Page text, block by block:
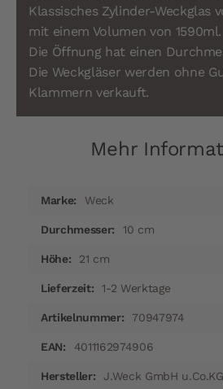
Klassisches Zylinder-Weckglas
mit einem Volumen von 1590ml.
Die Öffnung hat einen
Die Weckgläser werden ohne
Klammern verkauft.
Mehr
InformationenWeck
10 cm
21 cm
1-2 Werktage
70947974
4011162974906
J.Weck GmbH u.Co.KG